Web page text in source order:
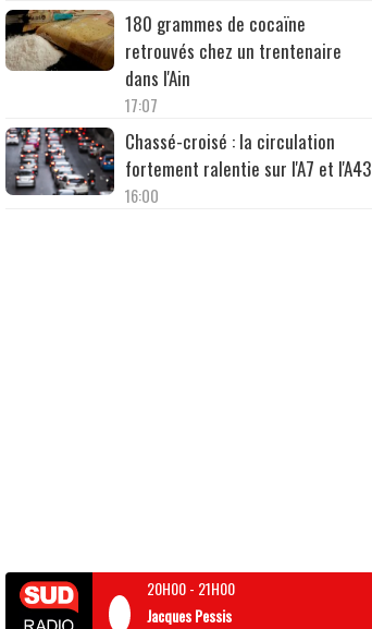
180 grammes de cocaïne
retrouvés chez un trentenaire
dans l'Ain
17:07
Chassé-croisé : la circulation
fortement ralentie sur l'A7 et l'A43
16:00
20H00- 21H00
Jacques Pessis